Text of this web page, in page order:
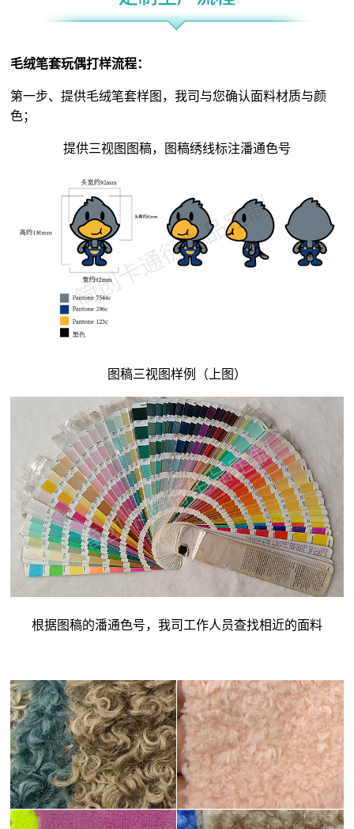
毛绒笔套玩偶打样流程：
第一步、提供毛绒笔套样图，我司与您确认面料材质与颜
色；
提供三视图图稿，图稿绣线标注潘通色号
图稿三视图样例（上图）
根据图稿的潘通色号，我司工作人员查找相近的面料